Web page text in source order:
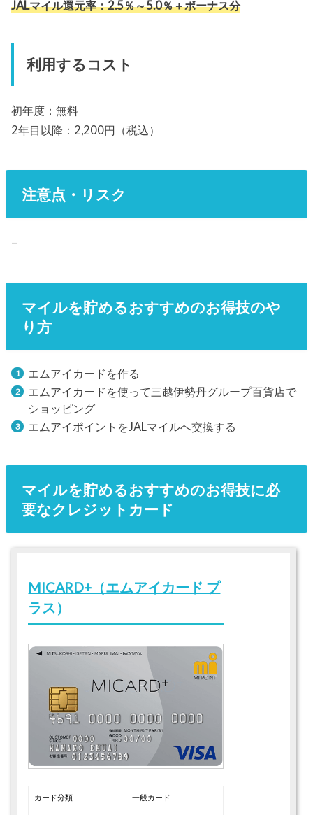
JALマイル還元率：2.5％～5.0％＋ボーナス分
利用するコスト
初年度：無料
2年目以降：2,200円（税込）
注意点・リスク
–
マイルを貯めるおすすめのお得技のや
り方
エムアイカードを作る
エムアイカードを使って三越伊勢丹グループ百貨店で
ショッピング
エムアイポイントをJALマイルへ交換する
マイルを貯めるおすすめのお得技に必
要なクレジットカード
MICARD+（エムアイカード プ
ラス）
カード分類 一般カード